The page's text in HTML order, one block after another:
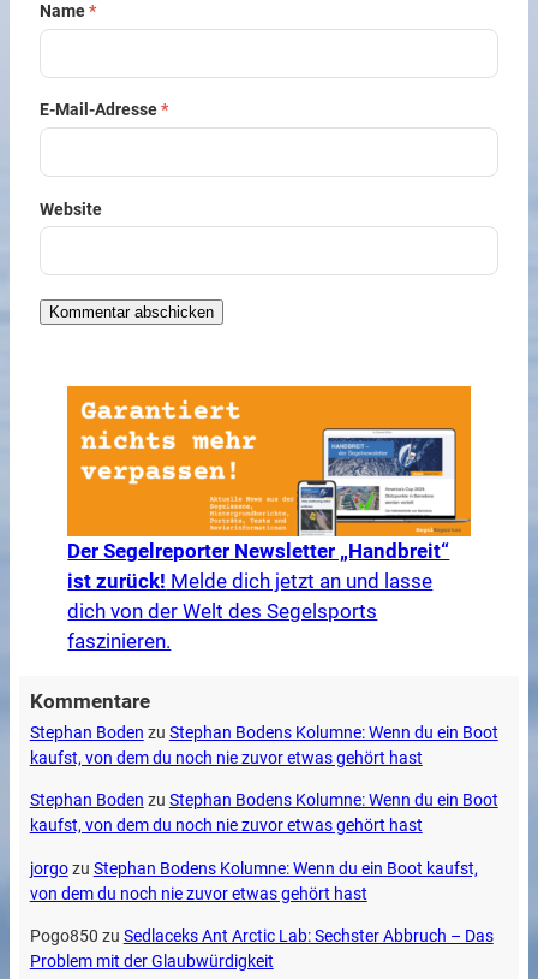
Name*
E-Mail-Adresse*
Website
Der Segelreporter Newsletter „Handbreit“
ist zurück! Melde dich jetzt an und lasse
dich von der Welt des Segelsports
faszinieren.
Kommentare
Stephan Boden zu Stephan Bodens Kolumne: Wenn du ein Boot
kaufst, von dem du noch nie zuvor etwas gehört hast
Stephan Boden zu Stephan Bodens Kolumne: Wenn du ein Boot
kaufst, von dem du noch nie zuvor etwas gehört hast
jorgozu Stephan Bodens Kolumne: Wenn du ein Boot kaufst,
von dem du noch nie zuvor etwas gehört hast
Pogo850 zu Sedlaceks Ant Arctic Lab: Sechster Abbruch – Das
Problem mit der Glaubwürdigkeit